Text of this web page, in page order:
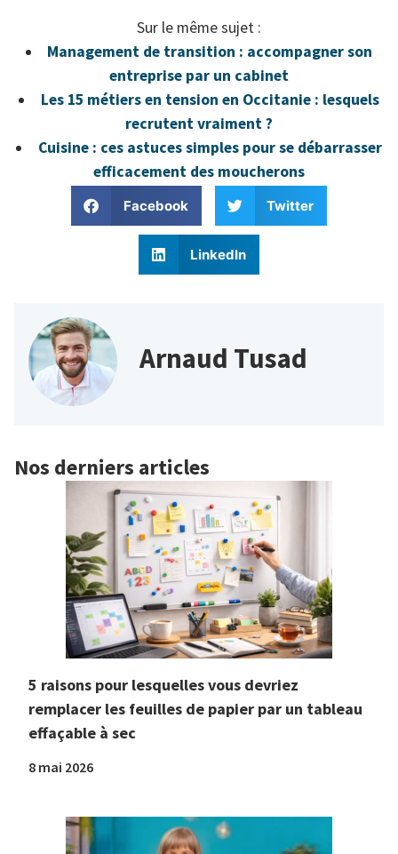
Sur le même sujet :
Management de transition : accompagner son
entreprise par un cabinet
Les 15 métiers en tension en Occitanie : lesquels
recrutent vraiment ?
Cuisine : ces astuces simples pour se débarrasser
efficacement des moucherons
Facebook Twitter
LinkedIn
Arnaud Tusad
Nos derniers articles
5 raisons pour lesquelles vous devriez
remplacer les feuilles de papier par un tableau
effaçable à sec
8 mai 2026